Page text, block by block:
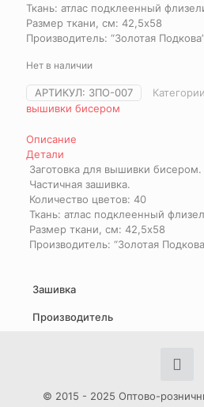
Ткань: атлас подклеенный
Размер ткани, см: 42,5х58
Производитель: “Золотая
Нет в наличии
АРТИКУЛ: ЗПО-007
вышивки бисером
Описание
Детали
Заготовка для вышивки бисером.
Частичная зашивка.
Количество цветов: 40
Ткань: атлас подклеенный
Размер ткани, см: 42,5х58
Производитель: “Золотая
Зашивка
Производитель
© 2015 - 2025 Оптово-